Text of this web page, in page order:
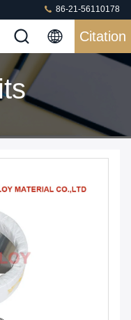
86-21-56110178
Citation